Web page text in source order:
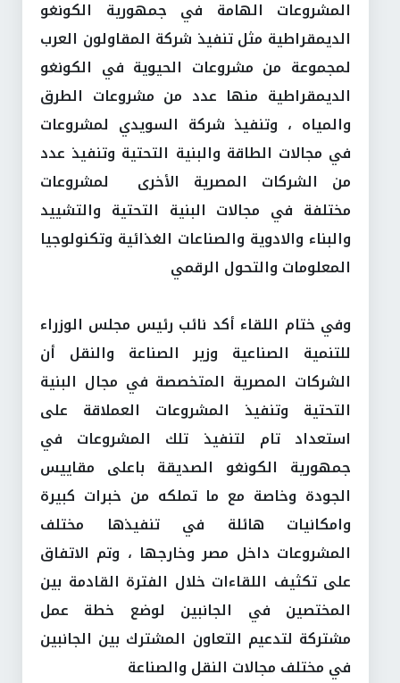
المشروعات الهامة في جمهورية الكونغو
الديمقراطية مثل تنفيذ شركة المقاولون العرب
لمجموعة من مشروعات الحيوية في الكونغو
الديمقراطية منها عدد من مشروعات الطرق
والمياه ، وتنفيذ شركة السويدي لمشروعات
في مجالات الطاقة والبنية التحتية وتنفيذ عدد
من الشركات المصرية الأخرى لمشروعات
مختلفة في مجالات البنية التحتية والتشييد
والبناء والادوية والصناعات الغذائية وتكنولوجيا
المعلومات والتحول الرقمي
وفي ختام اللقاء أكد نائب رئيس مجلس الوزراء
للتنمية الصناعية وزير الصناعة والنقل أن
الشركات المصرية المتخصصة في مجال البنية
التحتية وتنفيذ المشروعات العملاقة على
استعداد تام لتنفيذ تلك المشروعات في
جمهورية الكونغو الصديقة باعلى مقاييس
الجودة وخاصة مع ما تملكه من خبرات كبيرة
وامكانيات هائلة في تنفيذها مختلف
المشروعات داخل مصر وخارجها ، وتم الاتفاق
على تكثيف اللقاءات خلال الفترة القادمة بين
المختصين في الجانبين لوضع خطة عمل
مشتركة لتدعيم التعاون المشترك بين الجانبين
في مختلف مجالات النقل والصناعة